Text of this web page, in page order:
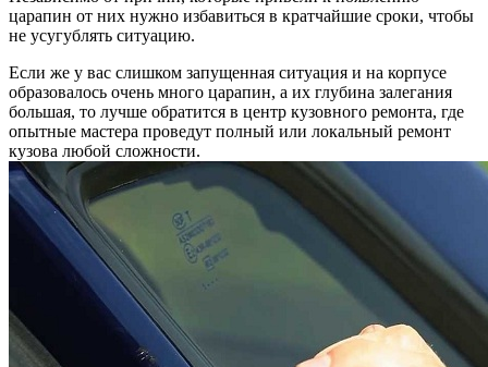
царапин от них нужно избавиться в кратчайшие сроки, чтобы
не усугублять ситуацию.
Если же у вас слишком запущенная ситуация и на корпусе
образовалось очень много царапин, а их глубина залегания
большая, то лучше обратится в центр кузовного ремонта, где
опытные мастера проведут полный или локальный ремонт
кузова любой сложности.